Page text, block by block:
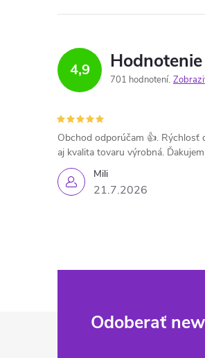
4,9
701 hodnotení
Mili
21.7.2026
Obchod odporúčam 👍. Rýchlosť
aj kvalita tovaru výrobná.
Odoberať